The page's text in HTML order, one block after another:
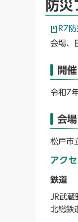
防災
R7
会場、
開
令和7
会場
松戸市
アクセ
鉄道
JR武
北総鉄